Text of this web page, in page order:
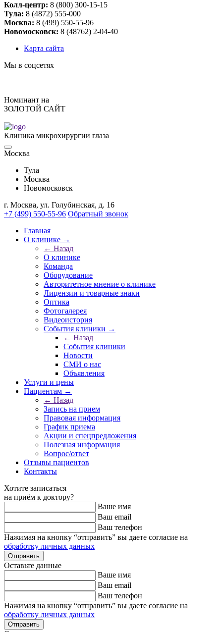
Колл-центр: 8 (800) 300-15-15
Тулa: 8 (4872) 555-000
Москва: 8 (499) 550-55-96
Новомосковск: 8 (48762) 2-04-40
Карта сайта
Мы в соцсетях
Номинант на
ЗОЛОТОЙ САЙТ
Клиника микрохирургии глаза
Москва
Тулa
Москва
Новомосковск
г. Москва, ул. Голубинская, д. 16
+7 (499) 550-55-96 Обратный звонок
Главная
О клинике →
← Назад
О клинике
Команда
Оборудование
Авторитетное мнение о клинике
Лицензии и товарные знаки
Оптика
Фотогалерея
Видеоистория
События клиники →
← Назад
События клиники
Новости
СМИ о нас
Объявления
Услуги и цены
Пациентам →
← Назад
Запись на прием
Правовая информация
График приема
Акции и спецпредложения
Полезная информация
Вопрос/ответ
Отзывы пациентов
Контакты
Хотите записаться
на приём к доктору?
Ваше имя
Ваш email
Ваш телефон
Нажимая на кнопку “отправить” вы даете согласие на
обработку личных данных
Оставьте данные
Ваше имя
Ваш email
Ваш телефон
Нажимая на кнопку “отправить” вы даете согласие на
обработку личных данных